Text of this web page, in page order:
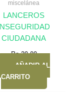
miscelánea
LANCEROS
INSEGURIDAD
CIUDADANA
Bs.20,00
AÑADIR AL
CARRITO